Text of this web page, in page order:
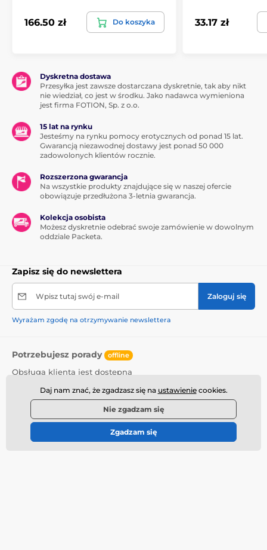
166.50 zł Do koszyka 33.17 zł
Dyskretna dostawa
Przesyłka jest zawsze dostarczana dyskretnie, tak aby nikt
nie wiedział, co jest w środku. Jako nadawca wymieniona
jest firma FOTION, Sp. z o.o.
15 lat na rynku
Jesteśmy na rynku pomocy erotycznych od ponad 15 lat.
Gwarancją niezawodnej dostawy jest ponad 50 000
zadowolonych klientów rocznie.
Rozszerzona gwarancja
Na wszystkie produkty znajdujące się w naszej ofercie
obowiązuje przedłużona 3-letnia gwarancja.
Kolekcja osobista
Możesz dyskretnie odebrać swoje zamówienie w dowolnym
oddziale Packeta.
Zapisz się do newslettera
Wpisz tutaj swój e-mail Zaloguj się
Wyrażam zgodę na otrzymywanie newslettera
Potrzebujesz porady offline
Obsługa klienta jest dostępna
+48221530321
info@fotionshop.cz
Daj nam znać, że zgadzasz się na ustawieniecookies.
Nie zgadzam się
Zgadzam się